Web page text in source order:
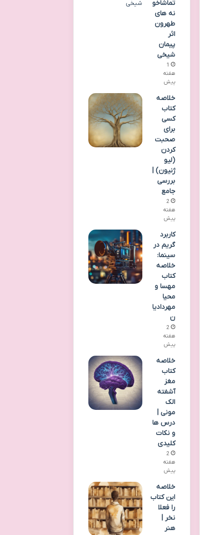
تماشاخو
نه های
طهرون
اثر
پیمان
شیخی
1
هفته
پیش
خلاصه
کتاب
کسی
برای
صحبت
کردن
(لیو
ژنیون) |
بررسی
جامع
2
هفته
پیش
کاربرد
گریم در
سینما:
خلاصه
کتاب
مهسا و
محیا
مهردادیا
ن
2
هفته
پیش
خلاصه
کتاب
مغز
آشفته
الک
مونی |
درس ها
و نکات
کلیدی
2
هفته
پیش
خلاصه
این کتاب
را فعلا
نخر |
هنر